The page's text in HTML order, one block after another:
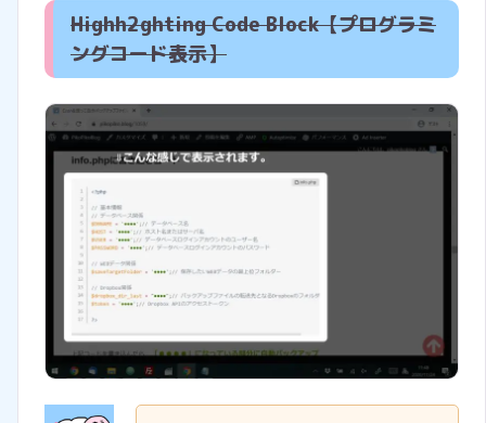
Highh2ghting Code Block【プログラミ
ングコード表示】